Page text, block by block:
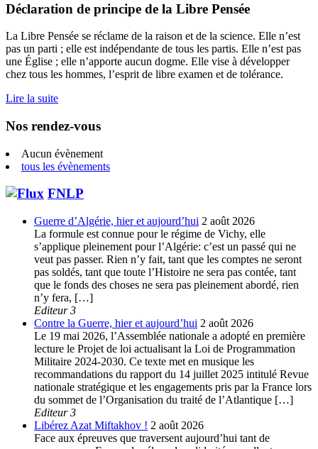
Déclaration de principe de la Libre Pensée
La Libre Pensée se réclame de la raison et de la science. Elle n’est
pas un parti ; elle est indépendante de tous les partis. Elle n’est pas
une Église ; elle n’apporte aucun dogme. Elle vise à développer
chez tous les hommes, l’esprit de libre examen et de tolérance.
Lire la suite
Nos rendez-vous
Aucun évènement
tous les évènements
FNLP
Guerre d’Algérie, hier et aujourd’hui 2 août 2026
La formule est connue pour le régime de Vichy, elle
s’applique pleinement pour l’Algérie: c’est un passé qui ne
veut pas passer. Rien n’y fait, tant que les comptes ne seront
pas soldés, tant que toute l’Histoire ne sera pas contée, tant
que le fonds des choses ne sera pas pleinement abordé, rien
n’y fera, […]
Editeur 3
Contre la Guerre, hier et aujourd’hui 2 août 2026
Le 19 mai 2026, l’Assemblée nationale a adopté en première
lecture le Projet de loi actualisant la Loi de Programmation
Militaire 2024-2030. Ce texte met en musique les
recommandations du rapport du 14 juillet 2025 intitulé Revue
nationale stratégique et les engagements pris par la France lors
du sommet de l’Organisation du traité de l’Atlantique […]
Editeur 3
Libérez Azat Miftakhov ! 2 août 2026
Face aux épreuves que traversent aujourd’hui tant de